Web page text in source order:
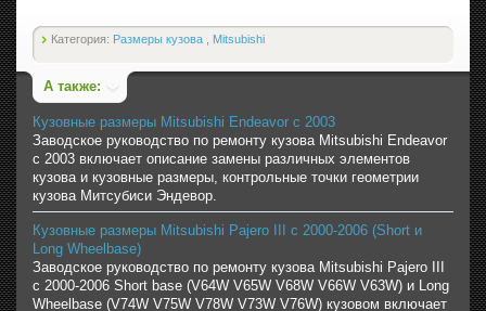
Категория: Размеры кузова Mitsubishi
А также:
Кузовные размеры Mitsubishi Endeavor с 2003
Заводское руководство по ремонту кузова Mitsubishi Endeavor
с 2003 включает описание замены различных элементов
кузова и кузовные размеры, контрольные точки геометрии
кузова Митсубиси Эндевор.
Кузовные размеры Mitsubishi Pajero III с 2000-2006 (Short и
Long Wheelbase)
Заводское руководство по ремонту кузова Mitsubishi Pajero III
с 2000-2006 Short base (V64W V65W V68W V66W V63W) и Long
Wheelbase (V74W V75W V78W V73W V76W) кузовом включает